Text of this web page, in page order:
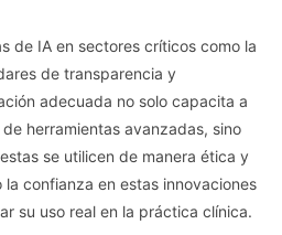
de IA en sectores críticos como la
de transparencia y
adecuada no solo capacita a
herramientas avanzadas, sino
se utilicen de manera ética y
confianza en estas innovaciones
su uso real en la práctica clínica.